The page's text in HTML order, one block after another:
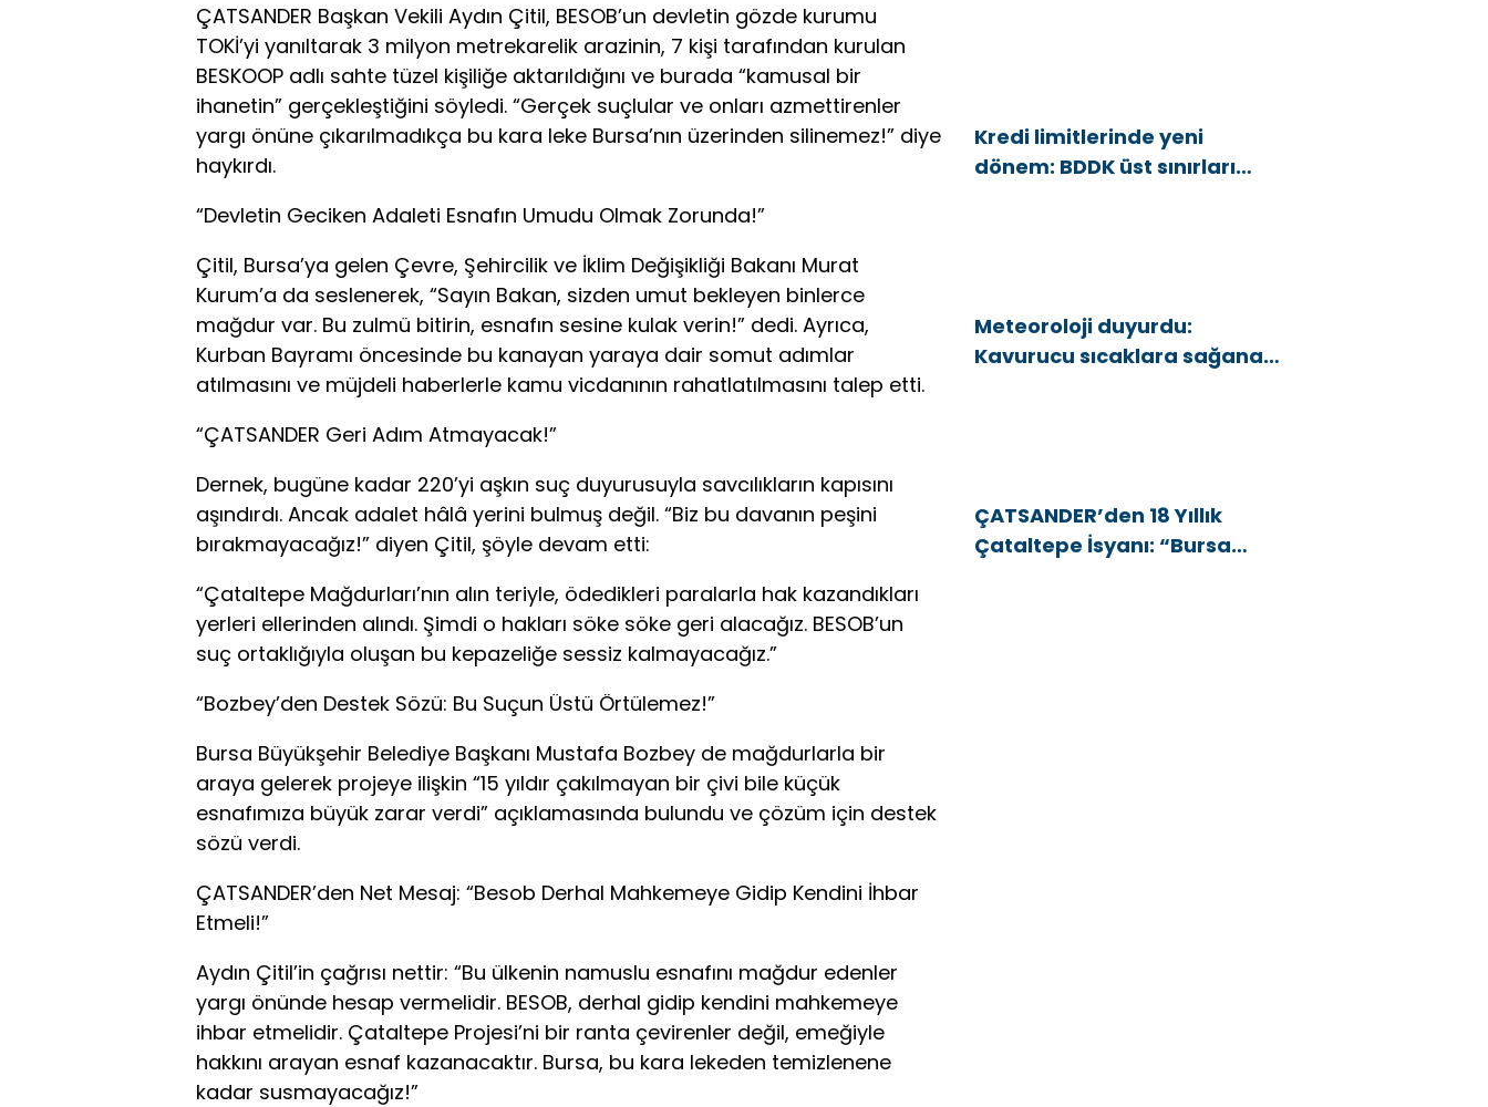
ÇATSANDER Başkan Vekili Aydın Çitil, BESOB’un devletin gözde kurumu
TOKİ’yi yanıltarak 3 milyon metrekarelik arazinin, 7 kişi tarafından kurulan
BESKOOP adlı sahte tüzel kişiliğe aktarıldığını ve burada “kamusal bir
ihanetin” gerçekleştiğini söyledi. “Gerçek suçlular ve onları azmettirenler
yargı önüne çıkarılmadıkça bu kara leke Bursa’nın üzerinden silinemez!” diye
haykırdı.
“Devletin Geciken Adaleti Esnafın Umudu Olmak Zorunda!”
Çitil, Bursa’ya gelen Çevre, Şehircilik ve İklim Değişikliği Bakanı Murat
Kurum’a da seslenerek, “Sayın Bakan, sizden umut bekleyen binlerce
mağdur var. Bu zulmü bitirin, esnafın sesine kulak verin!” dedi. Ayrıca,
Kurban Bayramı öncesinde bu kanayan yaraya dair somut adımlar
atılmasını ve müjdeli haberlerle kamu vicdanının rahatlatılmasını talep etti.
“ÇATSANDER Geri Adım Atmayacak!”
Dernek, bugüne kadar 220’yi aşkın suç duyurusuyla savcılıkların kapısını
aşındırdı. Ancak adalet hâlâ yerini bulmuş değil. “Biz bu davanın peşini
bırakmayacağız!” diyen Çitil, şöyle devam etti:
“Çataltepe Mağdurları’nın alın teriyle, ödedikleri paralarla hak kazandıkları
yerleri ellerinden alındı. Şimdi o hakları söke söke geri alacağız. BESOB’un
suç ortaklığıyla oluşan bu kepazeliğe sessiz kalmayacağız.”
“Bozbey’den Destek Sözü: Bu Suçun Üstü Örtülemez!”
Bursa Büyükşehir Belediye Başkanı Mustafa Bozbey de mağdurlarla bir
araya gelerek projeye ilişkin “15 yıldır çakılmayan bir çivi bile küçük
esnafımıza büyük zarar verdi” açıklamasında bulundu ve çözüm için destek
sözü verdi.
ÇATSANDER’den Net Mesaj: “Besob Derhal Mahkemeye Gidip Kendini İhbar
Etmeli!”
Aydın Çitil’in çağrısı nettir: “Bu ülkenin namuslu esnafını mağdur edenler
yargı önünde hesap vermelidir. BESOB, derhal gidip kendini mahkemeye
ihbar etmelidir. Çataltepe Projesi’ni bir ranta çevirenler değil, emeğiyle
hakkını arayan esnaf kazanacaktır. Bursa, bu kara lekeden temizlenene
kadar susmayacağız!”
Kredi limitlerinde yeni
dönem: BDDK üst sınırları
Meteoroloji duyurdu:
Kavurucu sıcaklara sağanak
ÇATSANDER’den 18 Yıllık
Çataltepe İsyanı: “Bursa